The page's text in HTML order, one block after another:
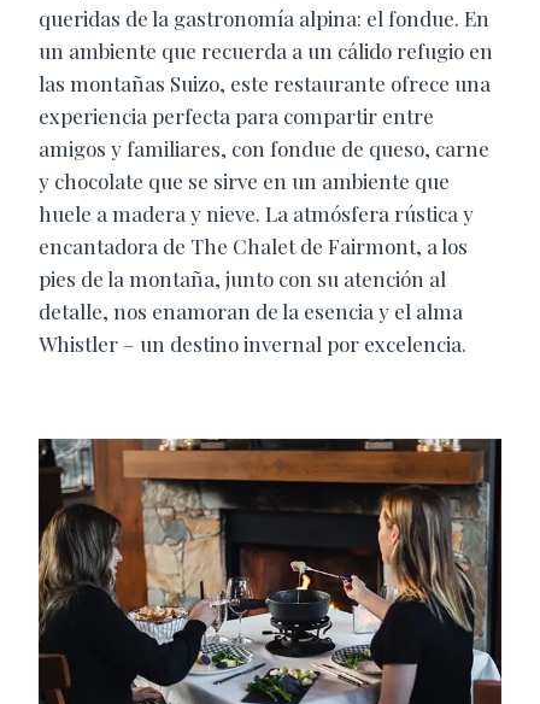
queridas de la gastronomía alpina: el fondue. En
un ambiente que recuerda a un cálido refugio en
las montañas Suizo, este restaurante ofrece una
experiencia perfecta para compartir entre
amigos y familiares, con fondue de queso, carne
y chocolate que se sirve en un ambiente que
huele a madera y nieve. La atmósfera rústica y
encantadora de The Chalet de Fairmont, a los
pies de la montaña, junto con su atención al
detalle, nos enamoran de la esencia y el alma
Whistler – un destino invernal por excelencia.